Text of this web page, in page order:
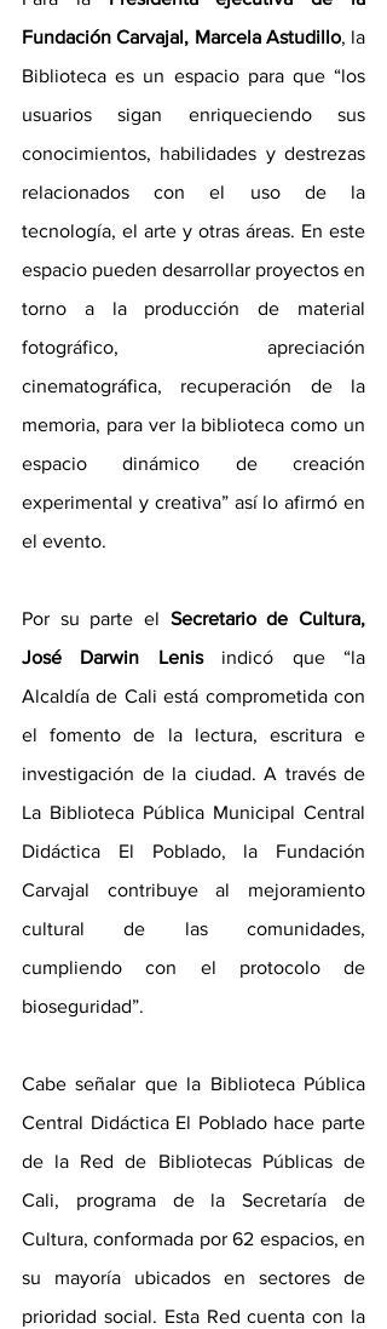
Fundación Carvajal, Marcela Astudillo, la
Biblioteca es un espacio para que “los
usuarios sigan enriqueciendo sus
conocimientos, habilidades y destrezas
relacionados con el uso de la
tecnología, el arte y otras áreas. En este
espacio pueden desarrollar proyectos en
torno a la producción de material
fotográfico, apreciación
cinematográfica, recuperación de la
memoria, para ver la biblioteca como un
espacio dinámico de creación
experimental y creativa” así lo afirmó en
el evento.
Por su parte el Secretario de Cultura,
José Darwin Lenis indicó que “la
Alcaldía de Cali está comprometida con
el fomento de la lectura, escritura e
investigación de la ciudad. A través de
La Biblioteca Pública Municipal Central
Didáctica El Poblado, la Fundación
Carvajal contribuye al mejoramiento
cultural de las comunidades,
cumpliendo con el protocolo de
bioseguridad”.
Cabe señalar que la Biblioteca Pública
Central Didáctica El Poblado hace parte
de la Red de Bibliotecas Públicas de
Cali, programa de la Secretaría de
Cultura, conformada por 62 espacios, en
su mayoría ubicados en sectores de
prioridad social. Esta Red cuenta con la